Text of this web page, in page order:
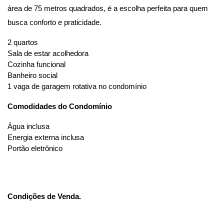
área de 75 metros quadrados, é a escolha perfeita para quem
busca conforto e praticidade.
2 quartos
Sala de estar acolhedora
Cozinha funcional
Banheiro social
1 vaga de garagem rotativa no condomínio
Comodidades do Condomínio
Água inclusa
Energia externa inclusa
Portão eletrônico
Condições de Venda.